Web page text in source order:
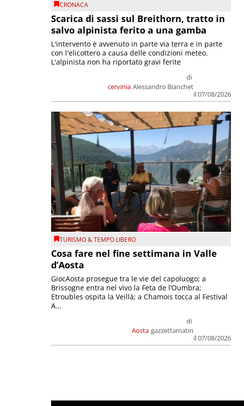
CRONACA
Scarica di sassi sul Breithorn, tratto in
salvo alpinista ferito a una gamba
cervinia
di
Alessandro Bianchet
il 07/08/2026
L'intervento è avvenuto in parte via terra e in parte
con l'elicottero a causa delle condizioni meteo.
L'alpinista non ha riportato gravi ferite
TURISMO & TEMPO LIBERO
Cosa fare nel fine settimana in Valle
d’Aosta
Aosta
di
gazzettamatin
il 07/08/2026
GiocAosta prosegue tra le vie del capoluogo; a
Brissogne entra nel vivo la Feta de l’Oumbra;
Etroubles ospita la Veillà; a Chamois tocca al Festival
A...